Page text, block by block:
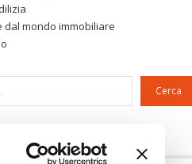
dal mondo immobiliare
Cerca
riservata Associazioni